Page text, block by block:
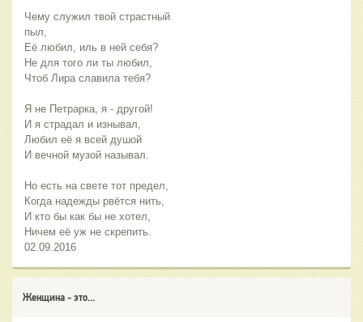
Чему служил твой страстный
пыл,
Её любил, иль в ней себя?
Не для того ли ты любил,
Чтоб Лира славила тебя?
Я не Петрарка, я - другой!
И я страдал и изнывал,
Любил её я всей душой
И вечной музой называл.
Но есть на свете тот предел,
Когда надежды рвётся нить,
И кто бы как бы не хотел,
Ничем её уж не скрепить.
02.09.2016
Женщина - это...